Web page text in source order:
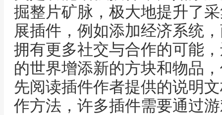
掘整片矿脉，极大地提升了
展插件，例如添加经济系统
拥有更多社交与合作的可能
的世界增添新的方块和物品
先阅读插件作者提供的说明
作方法，许多插件需要通过